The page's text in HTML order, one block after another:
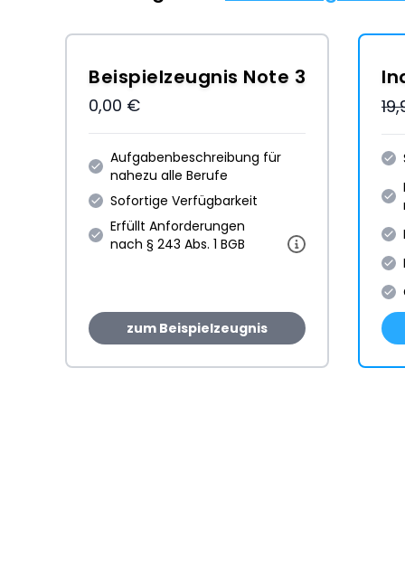
Beispielzeugnis Note 3
0,00 €
Aufgabenbeschreibung für
nahezu alle Berufe
Sofortige Verfügbarkeit
Erfüllt Anforderungen
nach § 243 Abs. 1 BGB
zum Beispielzeugnis